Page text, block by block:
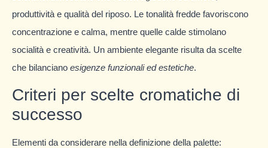
produttività e qualità del riposo. Le tonalità fredde favoriscono
concentrazione e calma, mentre quelle calde stimolano
socialità e creatività. Un ambiente elegante risulta da scelte
che bilanciano esigenze funzionali ed estetiche.
Criteri per scelte cromatiche di
successo
Elementi da considerare nella definizione della palette: